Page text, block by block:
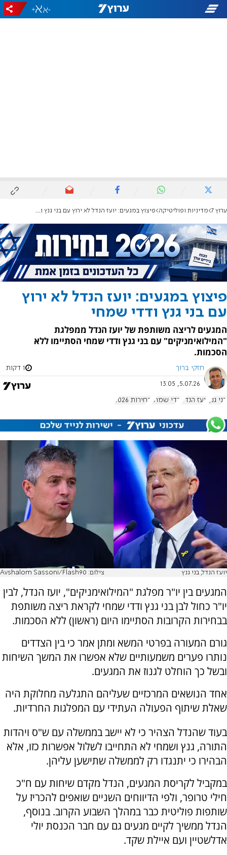
-
+
ערוץ 7 מדיניות ופוליטיקה פיצוץ במגעים: יועז הנדל לא ירוץ עם בני גנץ ודדי שמחי
פיצוץ במגעים: יועז הנדל לא ירוץ
עם בני גנץ ודדי שמחי
המגעים לריצה משותפת של יועז הנדל ממפלגת
"המילואימניקים" עם בני גנץ ודדי שמחי הסתיימו ללא
הסכמות.
חזקי ברוך 1 דקות
5.07.26, 13:05
בני גנץ יועז הנדל דדי שמחי בחירות 2026
יועז הנדל, בני גנץ צילום: Avshalom Sassoni/Flash90
המגעים בין יו"ר מפלגת "המילואימניקים", יועז הנדל, לבין
יו"ר כחול לבן בני גנץ ודדי שמחי לקראת ריצה משותפת
בבחירות הקרובות הסתיימו היום (ראשון) ללא הסכמות.
גורם המעורה בפרטי המשא ומתן אמר כי בין הצדדים
נותרו פערים משמעותיים שלא אפשרו את המשך השיחות
ובשל כך הוחלט לגנוז את המגעים.
אחד הנושאים המרכזיים שעליהם התגלעה מחלוקת היה
שאלת שיתוף הפעולה העתידי עם המפלגות החרדיות.
בעוד שהנדל הצהיר כי לא יישב בממשלה עם ש"ס ויהדות
התורה, גנץ ושמחי לא התחייבו לשלול אפשרות כזו, אלא
הבהירו כי יתנגדו רק לממשלה שתישען עליהן.
במקביל לקריסת המגעים, הנדל מקדם שיחות עם ח"כ
חילי טרופר, ולפי הדיווחים השניים שואפים להכריז על
שותפות פוליטית כבר במהלך השבוע הקרוב. בנוסף,
הנדל ממשיך לקיים מגעים גם עם חבר הכנסת יולי
אדלשטיין ועם איילת שקד.